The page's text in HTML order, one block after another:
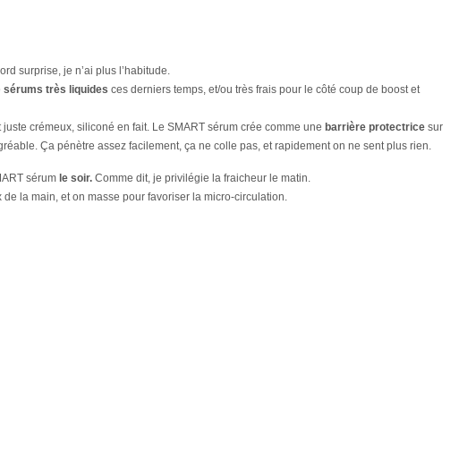
surprise, je n’ai plus l’habitude.
sérums très liquides ces derniers temps, et/ou très frais pour le côté coup de boost et
juste crémeux, siliconé en fait. Le SMART sérum crée comme une barrière protectrice sur
Ça pénètre assez facilement, ça ne colle pas, et rapidement on ne sent plus rien.
sérum le soir. Comme dit, je privilégie la fraicheur le matin.
la main, et on masse pour favoriser la micro-circulation.